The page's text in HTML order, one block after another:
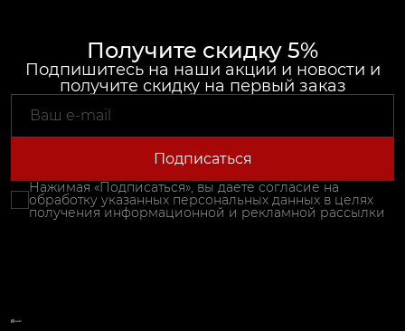
Получите скидку 5%
Подпишитесь на наши акции и новости и
получите скидку на первый заказ
Подписаться
Нажимая «Подписаться», вы даете согласие на
обработку указанных персональных данных в целях
получения информационной и рекламной рассылки